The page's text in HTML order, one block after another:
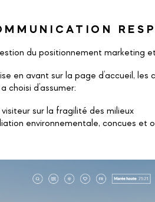
du positionnement marketing
en avant sur la page d’accueil, les
choisi d’assumer:
sur la fragilité des milieux
environnementale, concues et